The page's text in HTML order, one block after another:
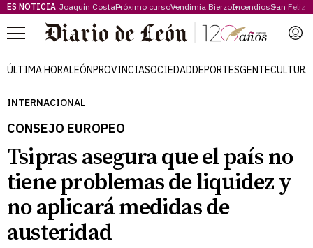
ES NOTICIA Joaquín CostaPróximo cursoVendimia BierzoIncendiosSan Feliz
Menú
ÚLTIMA HORALEÓNPROVINCIASOCIEDADDEPORTESGENTECULTURA
INTERNACIONAL
CONSEJO EUROPEO
Tsipras asegura que el país no
tiene problemas de liquidez y
no aplicará medidas de
austeridad